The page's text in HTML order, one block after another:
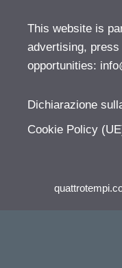
This website is
advertising,
opportunities:
Dichiarazione
Cookie Policy